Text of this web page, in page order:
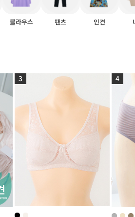
블라우스 팬츠 인견
3 4